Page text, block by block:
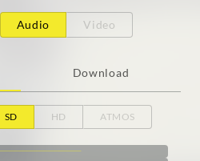
Audio Video
Download
SD HD ATMOS